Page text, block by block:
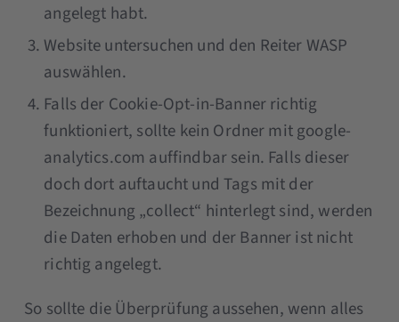
angelegt habt.
Website untersuchen und den Reiter WASP
auswählen.
Falls der Cookie-Opt-in-Banner richtig
funktioniert, sollte kein Ordner mit google-
analytics.com auffindbar sein. Falls dieser
doch dort auftaucht und Tags mit der
Bezeichnung „collect“ hinterlegt sind, werden
die Daten erhoben und der Banner ist nicht
richtig angelegt.
So sollte die Überprüfung aussehen, wenn alles